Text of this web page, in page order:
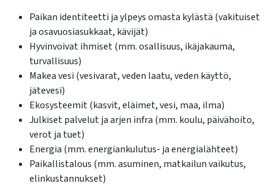
Paikan identiteetti ja ylpeys omasta kylästä (vakituiset
ja osavuosiasukkaat, kävijät)
Hyvinvoivat ihmiset (mm. osallisuus, ikäjakauma,
turvallisuus)
Makea vesi (vesivarat, veden laatu, veden käyttö,
jätevesi)
Ekosysteemit (kasvit, eläimet, vesi, maa, ilma)
Julkiset palvelut ja arjen infra (mm. koulu, päivähoito,
verot ja tuet)
Energia (mm. energiankulutus- ja energialähteet)
Paikallistalous (mm. asuminen, matkailun vaikutus,
elinkustannukset)